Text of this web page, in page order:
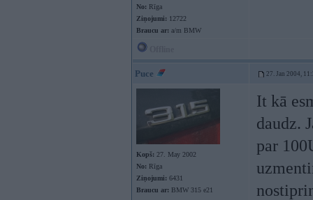
No: Rīga
Ziņojumi: 12722
Braucu ar: a/m BMW
Puce 27. Jan 2004,
Kopš: 27. May 2002
No: Rīga
Ziņojumi: 6431
Braucu ar: BMW 315 e21
It kā
daudz.
par